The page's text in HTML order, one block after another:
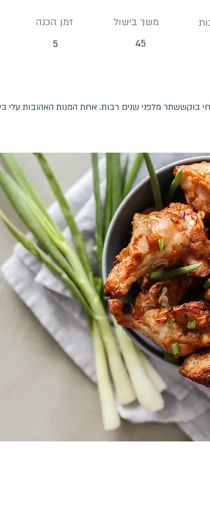
זמן הכנה
5
משך בישול
45
מלפני שנים רבות. אחת המנות האהובות עלי